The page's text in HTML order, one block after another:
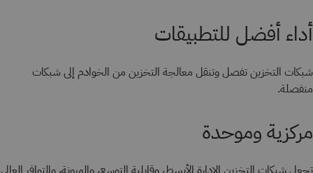
أداء أفضل للتطبيقات
شبكات التخزين تفصل وتنقل معالجة التخزين من الخوادم إلى شبكات
منفصلة.
مركزية وموحدة